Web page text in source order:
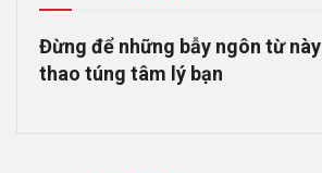
Đừng để những bẫy ngôn từ này
thao túng tâm lý bạn